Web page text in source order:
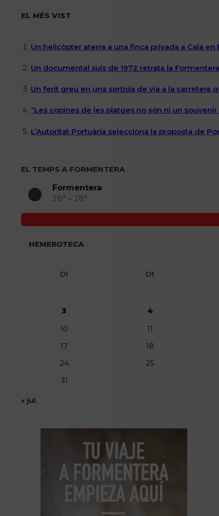
EL MÉS VIST
Un helicòpter aterra a una finca privada a Cala
Un documental suís de 1972 retrata la
Un ferit greu en una sortida de via a la carretera
“Les copines de les platges no són ni un
L’Autoritat Portuària selecciona la proposta de
EL TEMPS A FORMENTERA
Formentera
28° – 28°
HEMEROTECA
Dl Dt
3
4
10
11
17
18
24
25
31
« jul.